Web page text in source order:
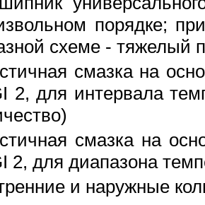
порядке;
схеме - тяжелый
смазка на
2, для интервала
смазка на
2, для диапазона
и наружные